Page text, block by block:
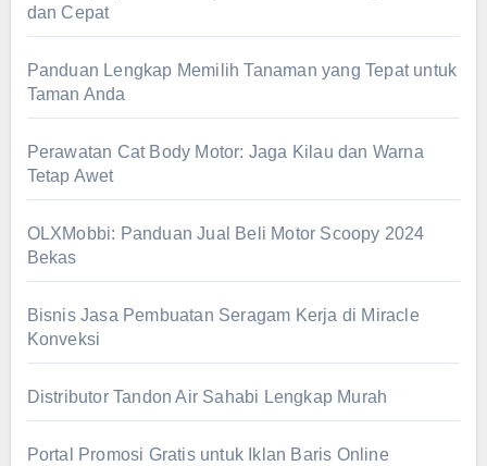
dan Cepat
Panduan Lengkap Memilih Tanaman yang Tepat untuk
Taman Anda
Perawatan Cat Body Motor: Jaga Kilau dan Warna
Tetap Awet
OLXMobbi: Panduan Jual Beli Motor Scoopy 2024
Bekas
Bisnis Jasa Pembuatan Seragam Kerja di Miracle
Konveksi
Distributor Tandon Air Sahabi Lengkap Murah
Portal Promosi Gratis untuk Iklan Baris Online